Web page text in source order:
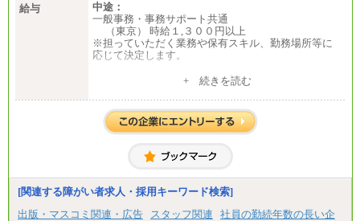
給与
中途：
一般事務・事務サポート共通
（東京） 時給１,３００円以上
※担っていただく業務や保有スキル、勤務場所等に
応じて決定します。
７.５時間／日、月２０日間 勤務の場合
+ 続きを読む
[関連する障がい者求人・採用キーワード検索]
出版・マスコミ関連・広告
スタッフ関連
社員の勤続年数の長い企